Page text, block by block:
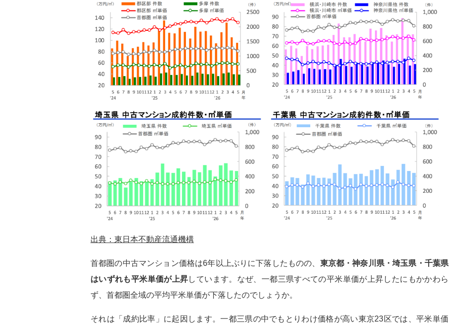
出典：東日本不動産流通機構
首都圏の中古マンション価格は6年以上ぶりに下落したものの、 東京都・神奈川県・埼玉県・千葉県
はいずれも平米単価が上昇しています。なぜ、一都三県すべての平米単価が上昇したにもかかわら
ず、首都圏全域の平均平米単価が下落したのでしょうか。
それは「成約比率」に起因します。一都三県の中でもとりわけ価格が高い東京23区では、平米単価